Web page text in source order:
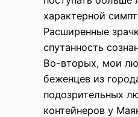
характерной
Расширенные
спутанность
Во-вторых, мои
беженцев из
подозрительных
контейнеров у